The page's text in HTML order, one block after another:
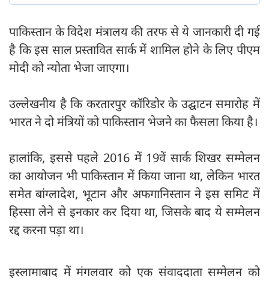
पाकिस्तान के विदेश मंत्रालय की तरफ से ये जानकारी दी गई
है कि इस साल प्रस्तावित सार्क में शामिल होने के लिए पीएम
मोदी को न्योता भेजा जाएगा।
उल्लेखनीय है कि करतारपुर कॉरिडोर के उद्घाटन समारोह में
भारत ने दो मंत्रियों को पाकिस्तान भेजने का फैसला किया है।
हालांकि, इससे पहले 2016 में 19वें सार्क शिखर सम्मेलन
का आयोजन भी पाकिस्तान में किया जाना था, लेकिन भारत
समेत बांग्लादेश, भूटान और अफगानिस्तान ने इस समिट में
हिस्सा लेने से इनकार कर दिया था, जिसके बाद ये सम्मेलन
रद्द करना पड़ा था।
इस्लामाबाद में मंगलवार को एक संवाददाता सम्मेलन को